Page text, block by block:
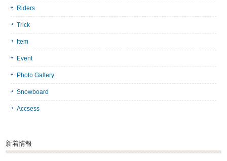
Riders
Trick
Item
Event
Photo Gallery
Snowboard
Accsess
新着情報